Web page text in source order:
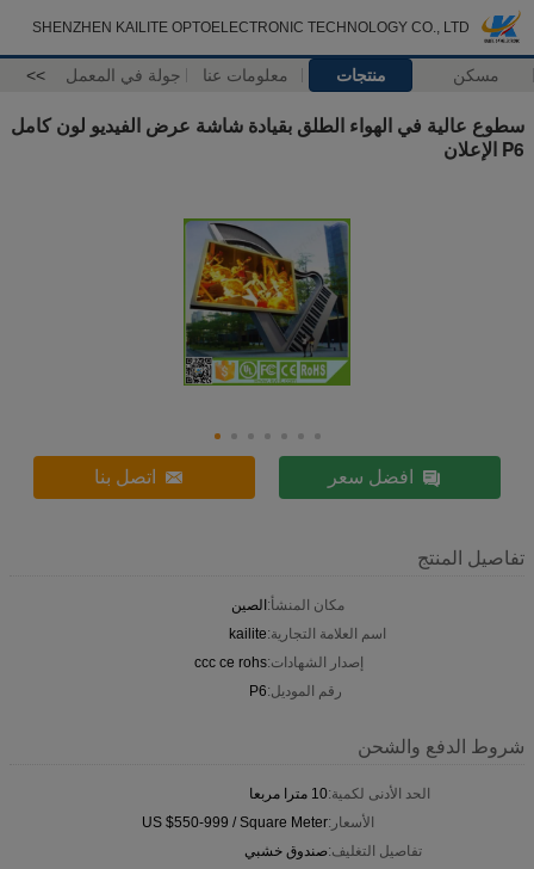
SHENZHEN KAILITE OPTOELECTRONIC TECHNOLOGY CO., LTD
مسكن منتجات معلومات عنا جولة في المعمل >>
سطوع عالية في الهواء الطلق بقيادة شاشة عرض الفيديو لون كامل
P6 الإعلان
افضل سعر اتصل بنا
تفاصيل المنتج
مكان المنشأ:الصين
اسم العلامة التجارية:kailite
إصدار الشهادات:ccc ce rohs
رقم الموديل:P6
شروط الدفع والشحن
الحد الأدنى لكمية:10 مترا مربعا
الأسعار:US $550-999 / Square Meter
تفاصيل التغليف:صندوق خشبي